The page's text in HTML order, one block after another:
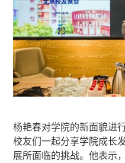
杨艳春对学院的新面貌进
校友们一起分享学院成长
展所面临的挑战。他表示